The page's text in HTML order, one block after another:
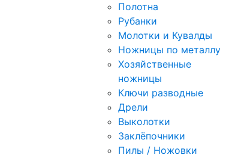
Полотна
Рубанки
Молотки и Кувалды
Ножницы по металлу
Хозяйственные
ножницы
Ключи разводные
Дрели
Выколотки
Заклёпочники
Пилы / Ножовки